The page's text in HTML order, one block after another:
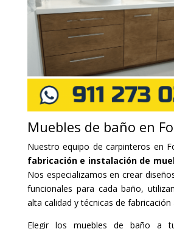
Muebles de baño en
Nuestro equipo de carpinteros en
fabricación e instalación de
Nos especializamos en crear
funcionales para cada baño,
alta calidad y técnicas de fabricación
Elegir los muebles de baño a